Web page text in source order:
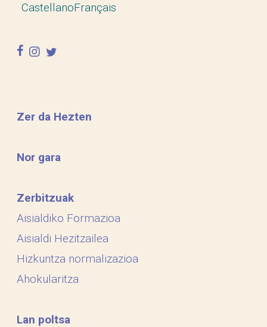
CastellanoFrançais
facebook
instagram
twitter
Zer da Hezten
Nor gara
Zerbitzuak
Aisialdiko Formazioa
Aisialdi Hezitzailea
Hizkuntza normalizazioa
Ahokularitza
Lan poltsa